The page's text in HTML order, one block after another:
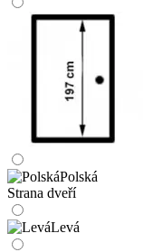
Polská
Strana dveří
Levá